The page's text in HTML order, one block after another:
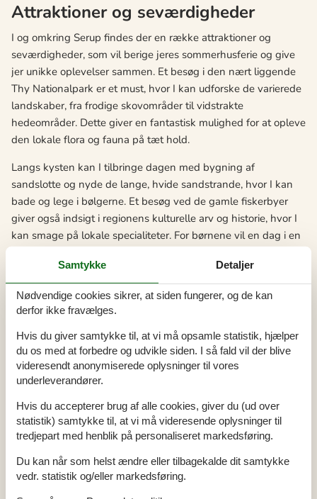
Attraktioner og seværdigheder
I og omkring Serup findes der en række attraktioner og
seværdigheder, som vil berige jeres sommerhusferie og give
jer unikke oplevelser sammen. Et besøg i den nært liggende
Thy Nationalpark er et must, hvor I kan udforske de varierede
landskaber, fra frodige skovområder til vidstrakte
hedeområder. Dette giver en fantastisk mulighed for at opleve
den lokale flora og fauna på tæt hold.
Langs kysten kan I tilbringe dagen med bygning af
sandslotte og nyde de lange, hvide sandstrande, hvor I kan
bade og lege i bølgerne. Et besøg ved de gamle fiskerbyer
giver også indsigt i regionens kulturelle arv og historie, hvor I
kan smage på lokale specialiteter. For børnene vil en dag i en
hvor de kan lære mere om Thy's natur og historie, være både
underholdende og lærerigt.
Afslutningsvis, glem ikke at tage en tur til Vorupør, hvor I kan
opleve det autentiske liv ved havnen, se lokale fiskere bringe
dagens fangst ind, og måske endda selv prøve kræfter med
fiskeri. Dette område tilbyder en blanding af naturlig skønhed
og spændende aktiviteter, der vil gøre jeres ferie i Serup
uforglemmelig. Hver dag bringer noget nyt at opdage, hvilket
gør det til det perfekte sted for familier, der ønsker at udforske
og skabe minder sammen.
Her er en liste over nogle af de attraktioner og seværdigheder,
der venter jer inden for ca. en times kørsel fra Serup:
Samtykke Detaljer
Nødvendige cookies sikrer, at siden fungerer, og de kan
derfor ikke fravælges.
Hvis du giver samtykke til, at vi må opsamle statistik, hjælper
du os med at forbedre og udvikle siden. I så fald vil der blive
videresendt anonymiserede oplysninger til vores
underleverandører.
Hvis du accepterer brug af alle cookies, giver du (ud over
statistik) samtykke til, at vi må videresende oplysninger til
tredjepart med henblik på personaliseret markedsføring.
Du kan når som helst ændre eller tilbagekalde dit samtykke
vedr. statistik og/eller markedsføring.